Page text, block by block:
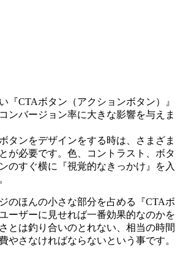
『CTAボタン（アクションボタン）』
ンバージョン率に大きな影響を与えま
タンをデザインをする時は、さまざま
が必要です。色、コントラスト、ボタ
のすぐ横に『視覚的なきっかけ』を入
のほんの小さな部分を占める『CTAボ
ーザーに見せれば一番効果的なのかを
とは釣り合いのとれない、相当の時間
やさなければならないという事です。